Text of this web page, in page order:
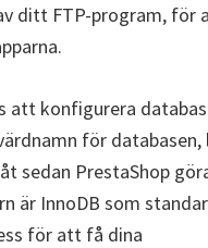
ditt FTP-program, för
att konfigurera
för databasen,
sedan PrestaShop
är InnoDB som
för att få dina